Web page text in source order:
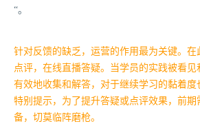
“。
针对反馈的缺乏，运营的作用最为关键。
点评，在线直播答疑。当学员的实践被看
有效地收集和解答，对于继续学习的黏着度
特别提示，为了提升答疑或点评效果，前期
备，切莫临阵磨枪。